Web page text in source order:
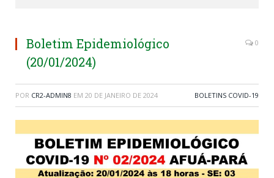
Boletim Epidemiológico
(20/01/2024)
0
POR CR2-ADMIN8 EM 20 DE JANEIRO DE 2024 BOLETINS COVID-19